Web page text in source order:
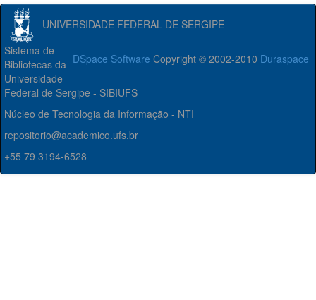
UNIVERSIDADE FEDERAL DE SERGIPE
DSpace Software Copyright © 2002-2010 Duraspace
Sistema de
Bibliotecas da
Universidade
Federal de Sergipe - SIBIUFS
Núcleo de Tecnologia da Informação - NTI
repositorio@academico.ufs.br
+55 79 3194-6528